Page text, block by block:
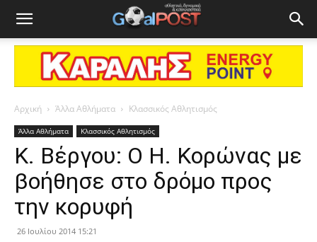
Αρχική Άλλα Αθλήματα Κλασσικός Αθλητισμός
Άλλα Αθλήματα Κλασσικός Αθλητισμός
Κ. Βέργου: Ο Η. Κορώνας με
βοήθησε στο δρόμο προς
την κορυφή
26 Ιουλίου 2014 15:21